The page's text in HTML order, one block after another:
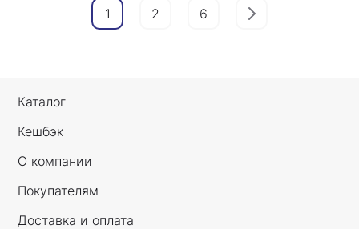
1 2 6
Каталог
Кешбэк
О компании
Покупателям
Доставка и оплата